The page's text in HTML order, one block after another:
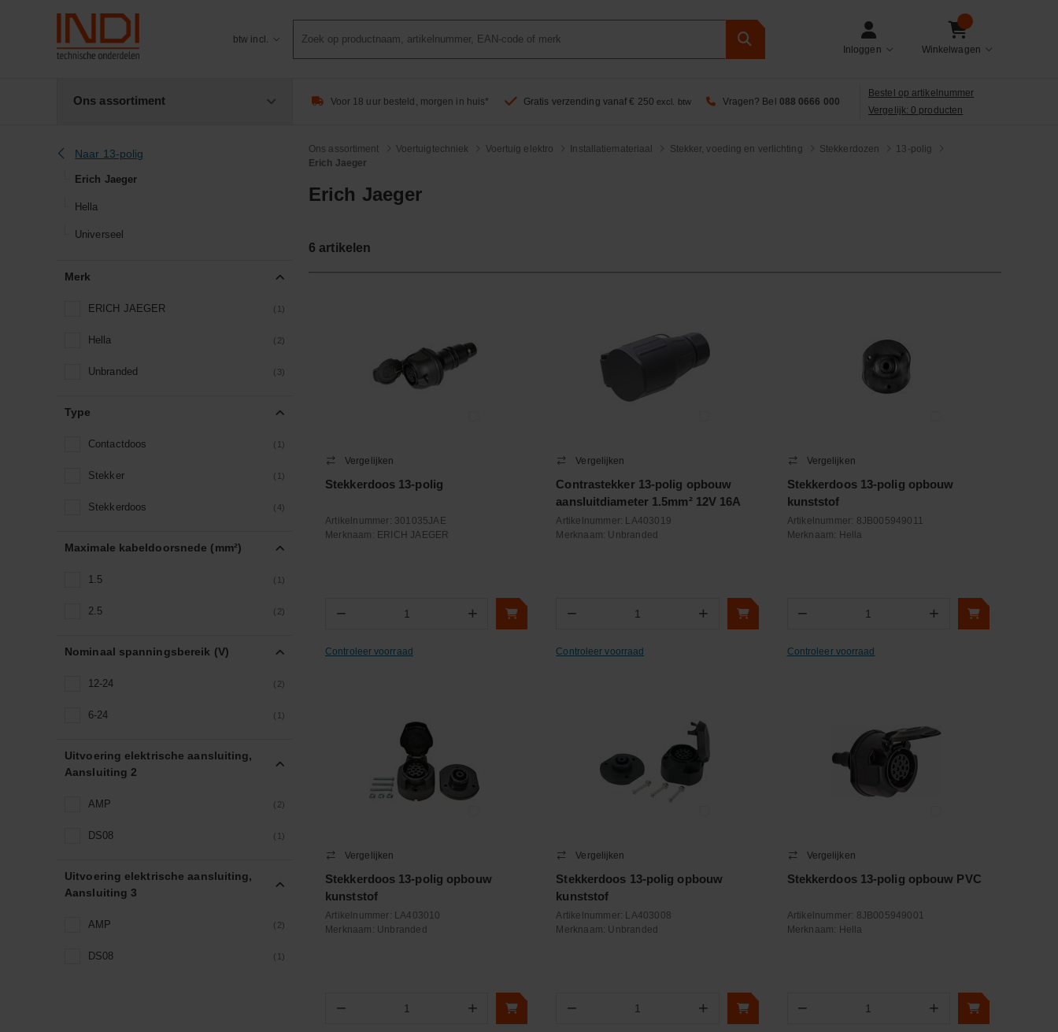
btw incl.
zoeken
Inloggen Winkelwagen
Ons assortiment Voor 18 uur besteld, morgen in huis* Gratis verzending vanaf € 250 excl. btw Vragen? Bel 088 0666 000
Bestel op artikelnummer
Vergelijk: 0 producten
Naar 13-polig
Erich Jaeger
Hella
Universeel
Merk
ERICH JAEGER (1)
Hella (2)
Unbranded (3)
Type
Contactdoos (1)
Stekker (1)
Stekkerdoos (4)
Maximale kabeldoorsnede (mm²)
1.5 (1)
2.5 (2)
Nominaal spanningsbereik (V)
12-24 (2)
6-24 (1)
Uitvoering elektrische aansluiting,
Aansluiting 2
AMP (2)
DS08 (1)
Uitvoering elektrische aansluiting,
Aansluiting 3
AMP (2)
DS08 (1)
Ons assortiment Voertuigtechniek Voertuig elektro Installatiemateriaal Stekker, voeding en verlichting Stekkerdozen
13-polig
Erich Jaeger
Erich Jaeger
6 artikelen
Vergelijken
Stekkerdoos 13-polig
Artikelnummer: 301035JAE
Merknaam: ERICH JAEGER
− +
Controleer voorraad
Vergelijken
Contrastekker 13-polig opbouw
aansluitdiameter 1.5mm² 12V 16A
Artikelnummer: LA403019
Merknaam: Unbranded
− +
Controleer voorraad
Vergelijken
Stekkerdoos 13-polig opbouw
kunststof
Artikelnummer: 8JB005949011
Merknaam: Hella
− +
Controleer voorraad
Vergelijken
Stekkerdoos 13-polig opbouw
kunststof
Artikelnummer: LA403010
Merknaam: Unbranded
− +
Vergelijken
Stekkerdoos 13-polig opbouw
kunststof
Artikelnummer: LA403008
Merknaam: Unbranded
− +
Vergelijken
Stekkerdoos 13-polig opbouw PVC
Artikelnummer: 8JB005949001
Merknaam: Hella
− +